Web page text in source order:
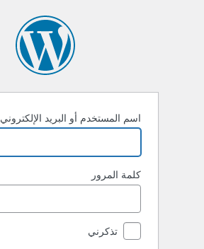
اسم المستخدم أو البريد الإلكتروني
كلمة المرور
تذكرني